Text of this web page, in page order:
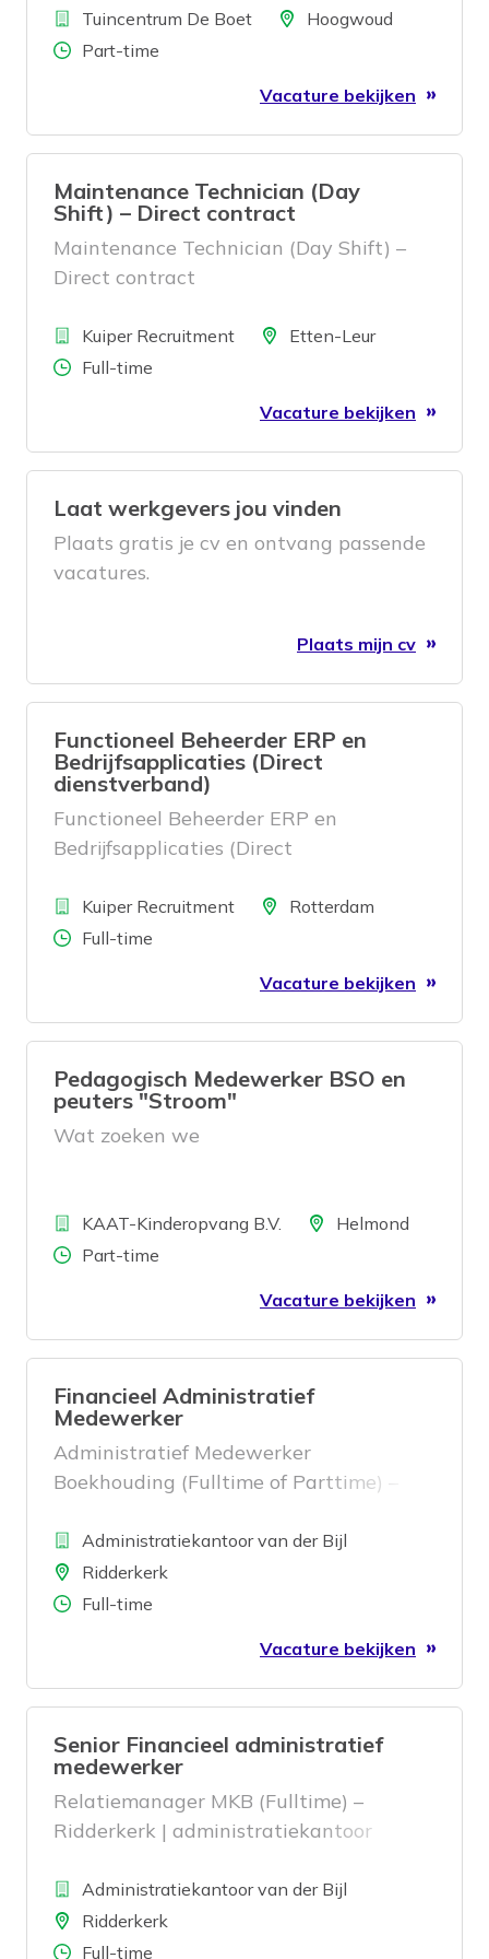
Maaskade in Oss, samen aan slimme
digitale toepassingen.
eigentijds, verrassend en uniek
familiebedrijf waar klantvriendelijkheid
BedrijfTuincentrum De BoetLocatieHoogwoud
Aantal uren
Part-time
Vacature bekijken
Maintenance Technician (Day
Shift) – Direct contract
Maintenance Technician (Day Shift) –
Direct contract
BedrijfKuiper RecruitmentLocatieEtten-Leur
Aantal uren
Full-time
Vacature bekijken
Laat werkgevers jou vinden
Plaats gratis je cv en ontvang passende
vacatures.
Plaats mijn cv
Functioneel Beheerder ERP en
Bedrijfsapplicaties (Direct
dienstverband)
Functioneel Beheerder ERP en
Bedrijfsapplicaties (Direct
BedrijfKuiper RecruitmentLocatieRotterdam
Aantal uren
Full-time
Vacature bekijken
Pedagogisch Medewerker BSO en
peuters "Stroom"
Wat zoeken we
BedrijfKAAT-Kinderopvang B.V. LocatieHelmond
Aantal uren
Part-time
Vacature bekijken
Financieel Administratief
Medewerker
Administratief Medewerker
Boekhouding (Fulltime of Parttime) –
BedrijfAdministratiekantoor van der Bijl
LocatieRidderkerk
Aantal uren
Full-time
Vacature bekijken
Senior Financieel administratief
medewerker
Relatiemanager MKB (Fulltime) –
Ridderkerk | administratiekantoor
BedrijfAdministratiekantoor van der Bijl
LocatieRidderkerk
Aantal uren
Full-time